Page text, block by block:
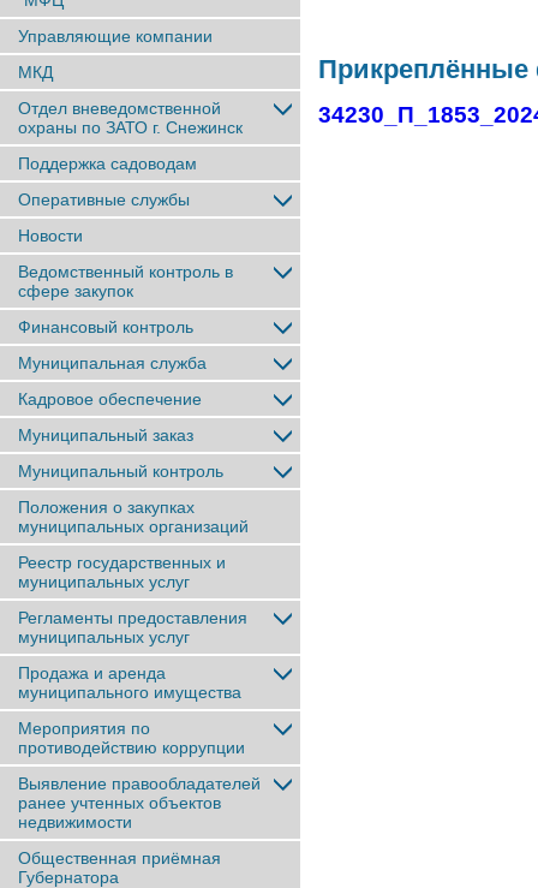
Управляющие компании
МКД
Отдел вневедомственной
охраны по ЗАТО г. Снежинск
Поддержка садоводам
Оперативные службы
Новости
Ведомственный контроль в
сфере закупок
Финансовый контроль
Муниципальная служба
Кадровое обеспечение
Муниципальный заказ
Муниципальный контроль
Положения о закупках
муниципальных организаций
Реестр государственных и
муниципальных услуг
Регламенты предоставления
муниципальных услуг
Продажа и аренда
муниципального имущества
Мероприятия по
противодействию коррупции
Выявление правообладателей
ранее учтенныx объектов
недвижимости
Общественная приёмная
Губернатора